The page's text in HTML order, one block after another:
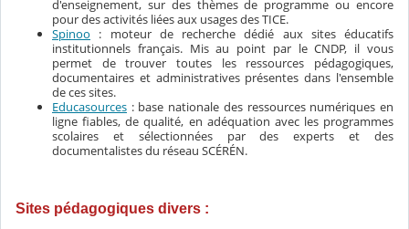
d'enseignement, sur des thèmes de programme ou encore
pour des activités liées aux usages des TICE.
Spinoo : moteur de recherche dédié aux sites éducatifs
institutionnels français. Mis au point par le CNDP, il vous
permet de trouver toutes les ressources pédagogiques,
documentaires et administratives présentes dans l'ensemble
de ces sites.
Educasources : base nationale des ressources numériques en
ligne fiables, de qualité, en adéquation avec les programmes
scolaires et sélectionnées par des experts et des
documentalistes du réseau SCÉRÉN.
Sites pédagogiques divers :